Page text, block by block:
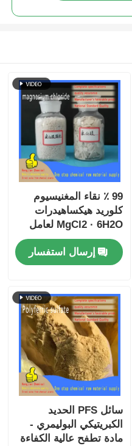
99 ٪ نقاء المغنيسيوم
كلوريد هيكساهيدرات
MgCl2 · 6H2O لعامل
إزالة الجليد ومكافحة
الغبار إرسال استفسار
سائل PFS الحديد
الكبريتيكي البوليمري -
مادة تطفح عالية الكفاءة